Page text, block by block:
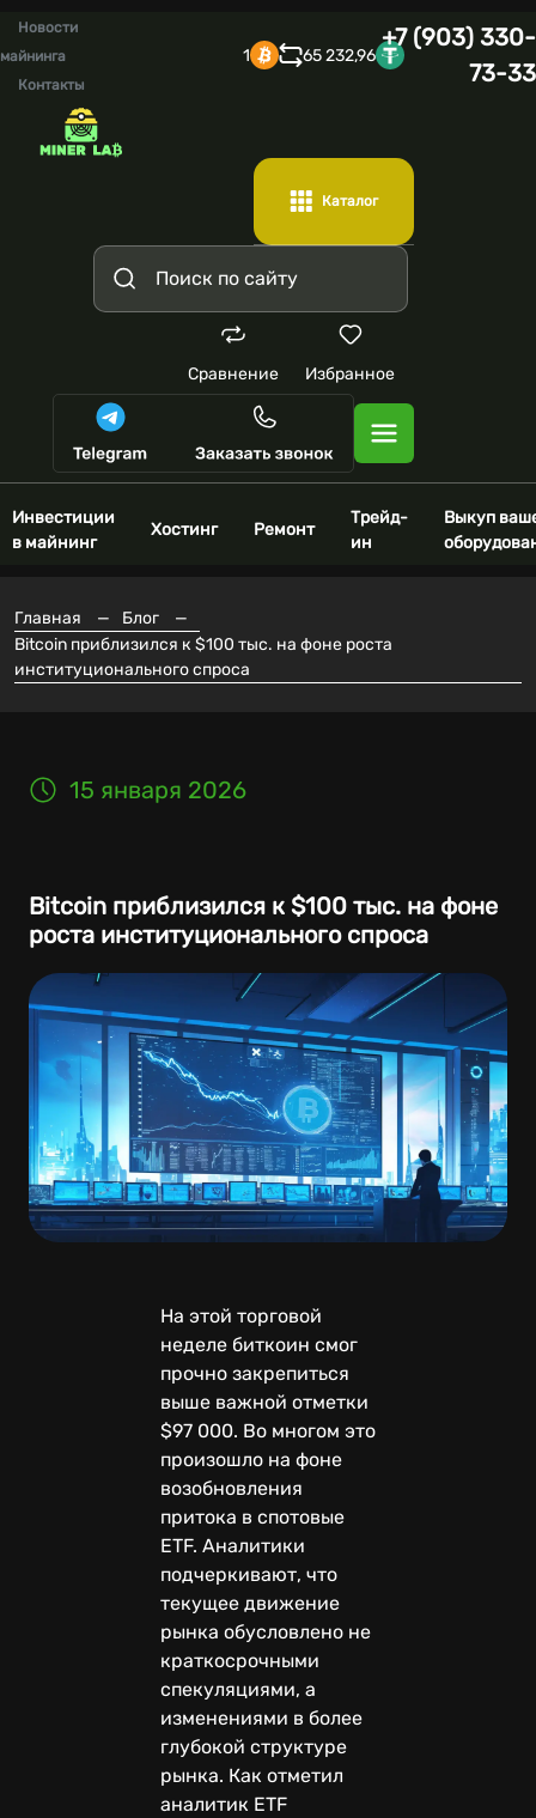
Новости
майнинга
Контакты
1 65 232,96
+7 (903) 330-
73-33
Каталог
Сравнение Избранное
Инвестиции
в майнинг
Хостинг Ремонт
Трейд-
ин
Выкуп
Главная — Блог
—
Bitcoin приблизился к $100 тыс. на фоне роста
институционального спроса
15 января 2026
Bitcoin приблизился к $100 тыс. на фоне
роста институционального спроса
На этой торговой
неделе биткоин смог
прочно закрепиться
выше важной отметки
$97 000. Во многом это
произошло на фоне
возобновления
притока в спотовые
ETF. Аналитики
подчеркивают, что
текущее движение
рынка обусловлено не
краткосрочными
спекуляциями, а
изменениями в более
глубокой структуре
рынка. Как отметил
аналитик ETF